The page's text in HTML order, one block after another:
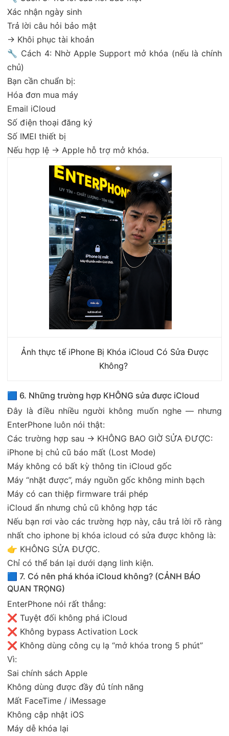
Xác nhận ngày sinh
Trả lời câu hỏi bảo mật
→ Khôi phục tài khoản
🔧 Cách 4: Nhờ Apple Support mở khóa (nếu là chính
chủ)
Bạn cần chuẩn bị:
Hóa đơn mua máy
Email iCloud
Số điện thoại đăng ký
Số IMEI thiết bị
Nếu hợp lệ → Apple hỗ trợ mở khóa.
Ảnh thực tế iPhone Bị Khóa iCloud Có Sửa Được
Không?
🟦 6. Những trường hợp KHÔNG sửa được iCloud
Đây là điều nhiều người không muốn nghe — nhưng
EnterPhone luôn nói thật:
Các trường hợp sau → KHÔNG BAO GIỜ SỬA ĐƯỢC:
iPhone bị chủ cũ báo mất (Lost Mode)
Máy không có bất kỳ thông tin iCloud gốc
Máy “nhặt được”, máy nguồn gốc không minh bạch
Máy có can thiệp firmware trái phép
iCloud ẩn nhưng chủ cũ không hợp tác
Nếu bạn rơi vào các trường hợp này, câu trả lời rõ ràng
nhất cho iphone bị khóa icloud có sửa được không là:
👉 KHÔNG SỬA ĐƯỢC.
Chỉ có thể bán lại dưới dạng linh kiện.
🟦 7. Có nên phá khóa iCloud không? (CẢNH BÁO
QUAN TRỌNG)
EnterPhone nói rất thẳng:
❌ Tuyệt đối không phá iCloud
❌ Không bypass Activation Lock
❌ Không dùng công cụ lạ “mở khóa trong 5 phút”
Vì:
Sai chính sách Apple
Không dùng được đầy đủ tính năng
Mất FaceTime / iMessage
Không cập nhật iOS
Máy dễ khóa lại